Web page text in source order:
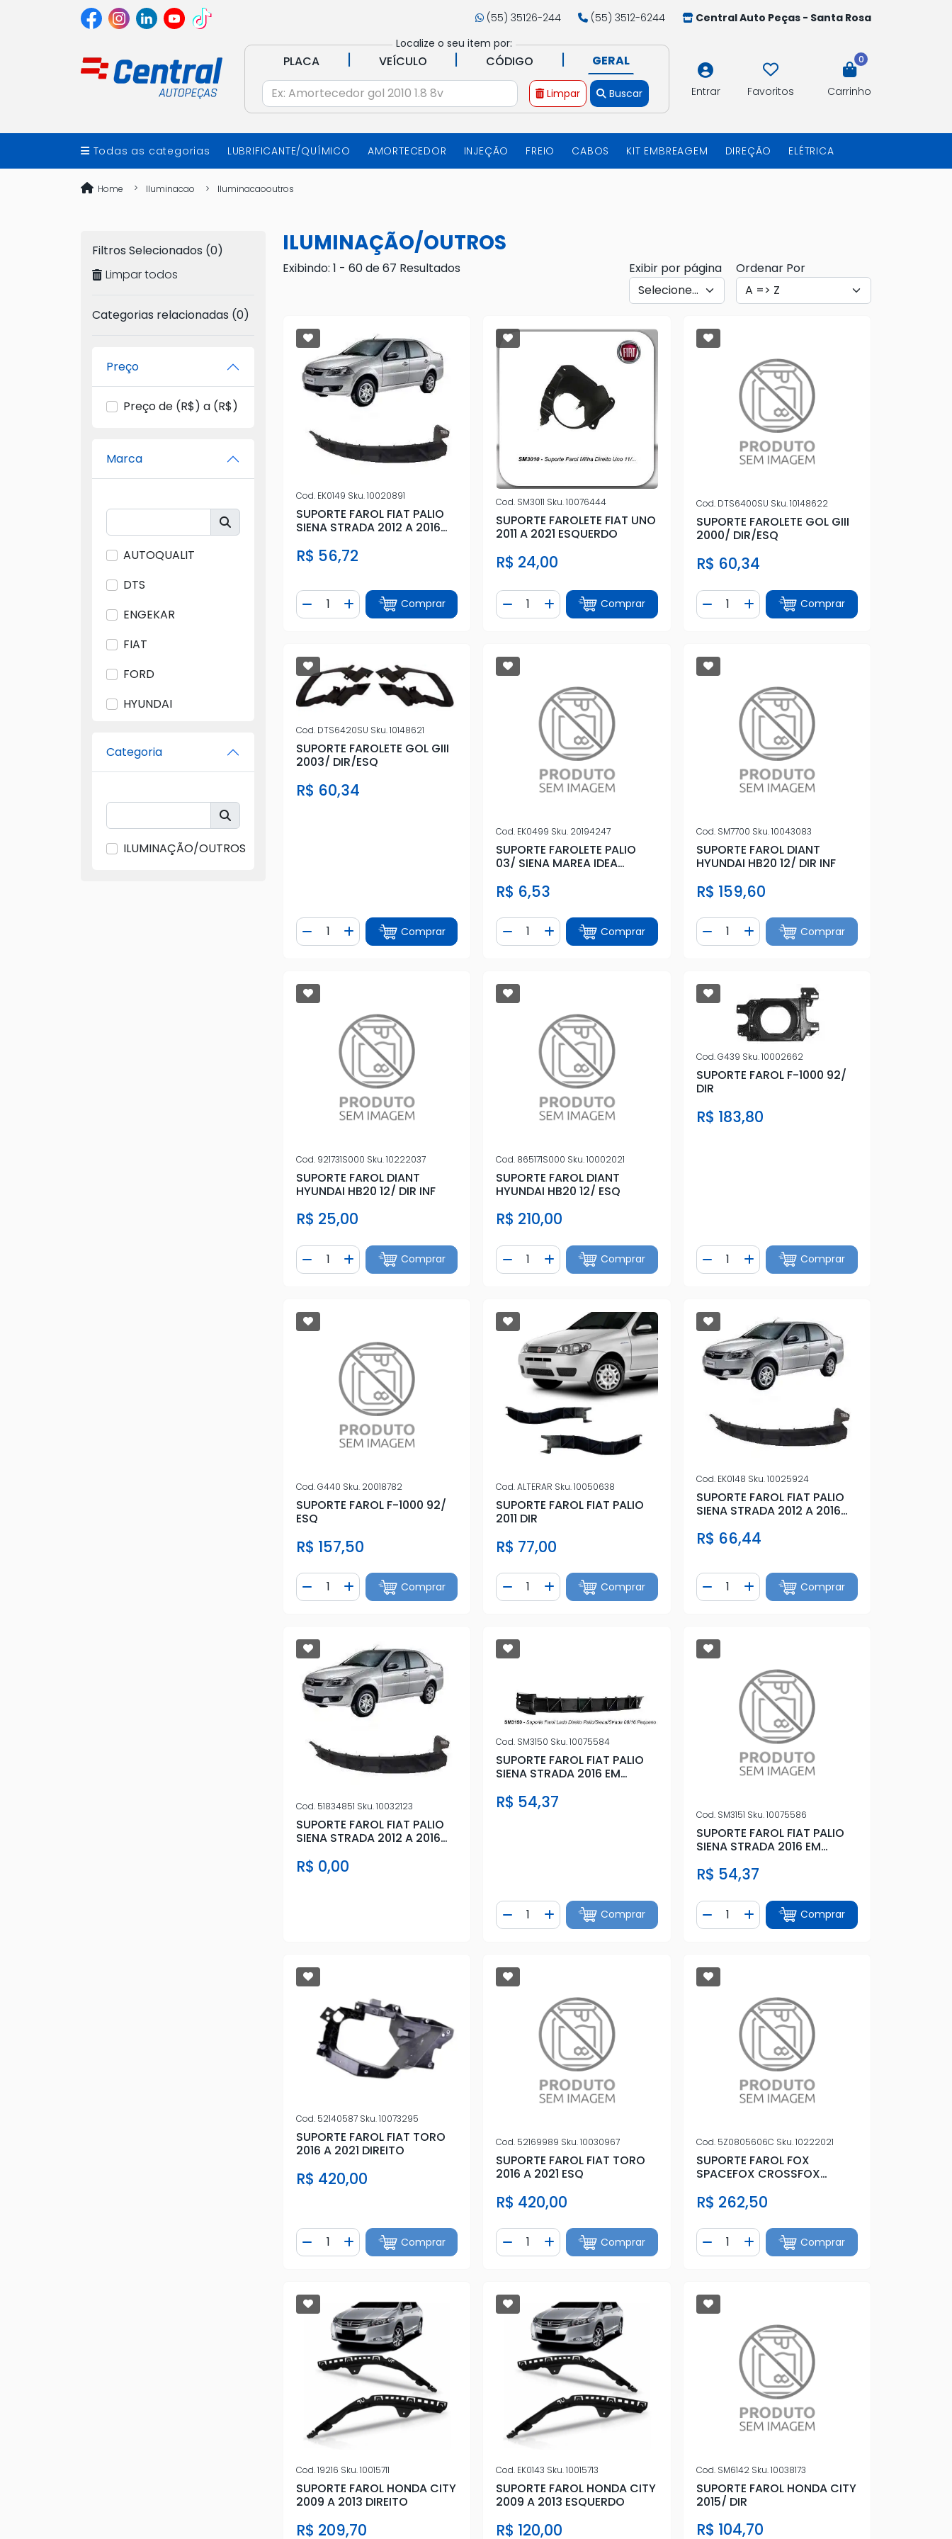
(55) 35126-244 (55) 3512-6244
Central Auto Peças - Santa Rosa
Localize o seu item por:
PLACA | VEÍCULO | CÓDIGO | GERAL
Limpar Buscar Entrar Favoritos
0
Carrinho
Todas as categorias LUBRIFICANTE/QUÍMICO AMORTECEDOR INJEÇÃO FREIO CABOS KIT EMBREAGEM DIREÇÃO ELÉTRICA
Home Iluminacao Iluminacaooutros
Filtros Selecionados (0)
Limpar todos
Categorias relacionadas (0)
Preço
Preço de (R$) a (R$)
Marca
AUTOQUALIT
DTS
ENGEKAR
FIAT
FORD
HYUNDAI
NEW KAR
PS
Categoria
ILUMINAÇÃO/OUTROS
ILUMINAÇÃO/OUTROS
Exibindo: 1 - 60 de 67 Resultados Exibir por página Ordenar Por
Cod. EK0149 Sku.10020891
SUPORTE FAROL FIAT PALIO
SIENA STRADA 2012 A 2016
R$ 56,72
Diminuir Quantidade
Quantidade
Adicionar Quantidade
Comprar
Cod. SM3011 Sku.10076444
SUPORTE FAROLETE FIAT UNO
2011 A 2021 ESQUERDO
R$ 24,00
Diminuir Quantidade
Quantidade
Adicionar Quantidade
Comprar
Cod.DTS6400SU Sku.10148622
SUPORTE FAROLETE GOL GIII
2000/ DIR/ESQ
R$ 60,34
Diminuir Quantidade
Quantidade
Adicionar Quantidade
Comprar
Cod. DTS6420SU Sku.10148621
SUPORTE FAROLETE GOL GIII
2003/ DIR/ESQ
R$ 60,34
Diminuir Quantidade
Quantidade
Adicionar Quantidade
Comprar
Cod. EK0499 Sku. 20194247
SUPORTE FAROLETE PALIO
03/ SIENA MAREA IDEA
R$ 6,53
Diminuir Quantidade
Quantidade
Adicionar Quantidade
Comprar
Cod.SM7700 Sku.10043083
SUPORTE FAROL DIANT
HYUNDAI HB20 12/ DIR INF
R$ 159,60
Diminuir Quantidade
Quantidade
Adicionar Quantidade
Comprar
Cod. 921731S000 Sku.10222037
SUPORTE FAROL DIANT
HYUNDAI HB20 12/ DIR INF
R$ 25,00
Diminuir Quantidade
Quantidade
Adicionar Quantidade
Comprar
Cod. 865171S000 Sku.10002021
SUPORTE FAROL DIANT
HYUNDAI HB20 12/ ESQ
R$ 210,00
Diminuir Quantidade
Quantidade
Adicionar Quantidade
Comprar
Cod.G439 Sku.10002662
SUPORTE FAROL F-1000 92/
DIR
R$ 183,80
Diminuir Quantidade
Quantidade
Adicionar Quantidade
Comprar
Cod.G440 Sku. 20018782
SUPORTE FAROL F-1000 92/
ESQ
R$ 157,50
Diminuir Quantidade
Quantidade
Adicionar Quantidade
Comprar
Cod.ALTERAR Sku.10050638
SUPORTE FAROL FIAT PALIO
2011 DIR
R$ 77,00
Diminuir Quantidade
Quantidade
Adicionar Quantidade
Comprar
Cod.EK0148 Sku.10025924
SUPORTE FAROL FIAT PALIO
SIENA STRADA 2012 A 2016
R$ 66,44
Diminuir Quantidade
Quantidade
Adicionar Quantidade
Comprar
Cod. 51834851 Sku.10032123
SUPORTE FAROL FIAT PALIO
SIENA STRADA 2012 A 2016
R$ 0,00
Cod. SM3150 Sku.10075584
SUPORTE FAROL FIAT PALIO
SIENA STRADA 2016 EM
R$ 54,37
Diminuir Quantidade
Quantidade
Adicionar Quantidade
Comprar
Cod.SM3151 Sku.10075586
SUPORTE FAROL FIAT PALIO
SIENA STRADA 2016 EM
R$ 54,37
Diminuir Quantidade
Quantidade
Adicionar Quantidade
Comprar
Cod. 52140587 Sku.10073295
SUPORTE FAROL FIAT TORO
2016 A 2021 DIREITO
R$ 420,00
Diminuir Quantidade
Quantidade
Adicionar Quantidade
Comprar
Cod. 52169989 Sku.10030967
SUPORTE FAROL FIAT TORO
2016 A 2021 ESQ
R$ 420,00
Diminuir Quantidade
Quantidade
Adicionar Quantidade
Comprar
Cod.5Z0805606C Sku.10222021
SUPORTE FAROL FOX
SPACEFOX CROSSFOX
R$ 262,50
Diminuir Quantidade
Quantidade
Adicionar Quantidade
Comprar
Cod.19216 Sku.10015711
SUPORTE FAROL HONDA CITY
2009 A 2013 DIREITO
R$ 209,70
Cod. EK0143 Sku.10015713
SUPORTE FAROL HONDA CITY
2009 A 2013 ESQUERDO
R$ 120,00
Cod.SM6142 Sku.10038173
SUPORTE FAROL HONDA CITY
2015/ DIR
R$ 104,70